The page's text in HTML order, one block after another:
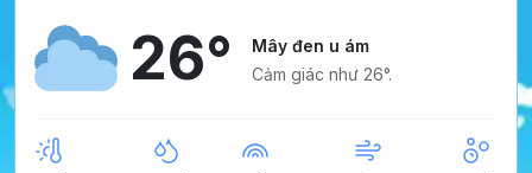
26°
Mây đen u ám
Cảm giác như 26°.